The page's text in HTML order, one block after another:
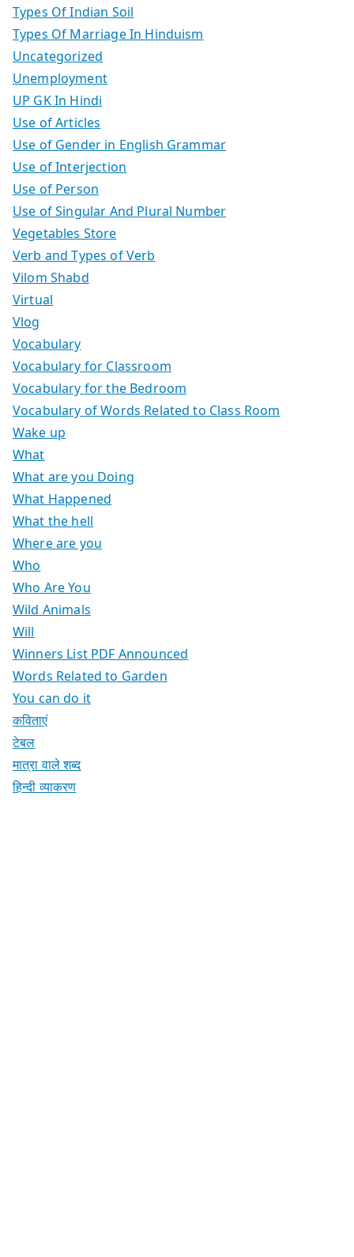
Types Of Indian Soil
Types Of Marriage In Hinduism
Uncategorized
Unemployment
UP GK In Hindi
Use of Articles
Use of Gender in English Grammar
Use of Interjection
Use of Person
Use of Singular And Plural Number
Vegetables Store
Verb and Types of Verb
Vilom Shabd
Virtual
Vlog
Vocabulary
Vocabulary for Classroom
Vocabulary for the Bedroom
Vocabulary of Words Related to Class Room
Wake up
What
What are you Doing
What Happened
What the hell
Where are you
Who
Who Are You
Wild Animals
Will
Winners List PDF Announced
Words Related to Garden
You can do it
कविताएं
टेबल
मात्रा वाले शब्द
हिन्दी व्याकरण